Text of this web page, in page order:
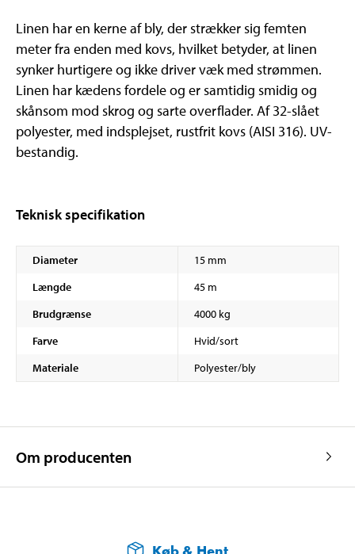
Linen har en kerne af bly, der strækker sig femten
meter fra enden med kovs, hvilket betyder, at linen
synker hurtigere og ikke driver væk med strømmen.
Linen har kædens fordele og er samtidig smidig og
skånsom mod skrog og sarte overflader. Af 32-slået
polyester, med indsplejset, rustfrit kovs (AISI 316). UV-
bestandig.
Teknisk specifikation
Diameter
15 mm
Længde
45 m
Brudgrænse
4000 kg
Farve
Hvid/sort
Materiale
Polyester/bly
Om producenten
Køb & Hent